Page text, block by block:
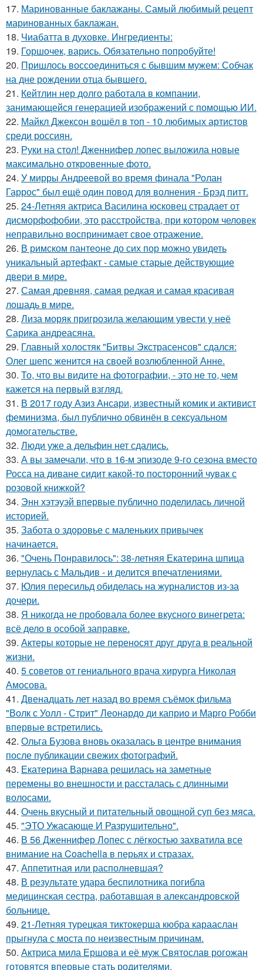
17. Маринованные баклажаны. Самый любимый рецепт
маринованных баклажан.
18. Чиабатта в духовке. Ингредиенты:
19. Горшочек, варись. Обязательно попробуйте!
20. Пришлось воссоединиться с бывшим мужем: Собчак
на дне рождении отца бывшего.
21. Кейтлин нер долго работала в компании,
занимающейся генерацией изображений с помощью ИИ.
22. Майкл Джексон вошёл в топ - 10 любимых артистов
среди россиян.
23. Руки на стол! Дженнифер лопес выложила новые
максимально откровенные фото.
24. У мирры Андреевой во время финала "Ролан
Гаррос" был ещё один повод для волнения - Брэд питт.
25. 24-Летняя актриса Василина юсковец страдает от
дисморфофобии, это расстройства, при котором человек
неправильно воспринимает свое отражение.
26. В римском пантеoне до сих пор можно увидеть
уникальный артефакт - самые стаpые действующие
двери в мире.
27. Самая древняя, самая редкая и самая красивая
лошадь в мире.
28. Лиза моряк пригрозила желающим увести у неё
Сарика андреасяна.
29. Главный холостяк "Битвы Экстрасенсов" сдался:
Олег шепс женится на своей возлюбленной Анне.
30. То, что вы видите на фотографии, - это не то, чем
кажется на первый взгляд.
31. В 2017 году Азиз Ансари, известный комик и активист
феминизма, был публично обвинён в сексуальном
домогательстве.
32. Люди уже а дельфин нет сдались.
33. А вы замечали, что в 16-м эпизоде 9-го сезона вместо
Росса на диване сидит какой-то посторонний чувак с
розовой книжкой?
34. Энн хэтэуэй впервые публично поделилась личной
историей.
35. Забота о здоровье с маленьких привычек
начинается.
36. "Очень Понравилось": 38-летняя Екатерина шпица
вернулась с Мальдив - и делится впечатлениями.
37. Юлия пересильд обиделась на журналистов из-за
дочери.
38. Я никогда не пробовала более вкусного винегрета:
всё дело в особой заправке.
39. Актеры которые не переносят друг друга в реальной
жизни.
40. 5 советов от гениального врача хирурга Николая
Амосова.
41. Двенадцать лет назад во время съёмок фильма
"Волк с Уолл - Стрит" Леонардо ди каприо и Марго Робби
впервые встретились.
42. Ольга Бузова вновь оказалась в центре внимания
после публикации свежих фотографий.
43. Екатерина Варнава решилась на заметные
перемены во внешности и рассталась с длинными
волосами.
44. Очень вкусный и питательный овощной суп без мяса.
45. "ЭТО Ужасающе И Разрушительно".
46. В 56 Дженнифер Лопес с лёгкостью захватила все
внимание на Coachella в перьях и стразах.
47. Аппетитная или располневшая?
48. В результате удара беспилотника погибла
медицинская сестра, работавшая в александровской
больнице.
49. 21-Летняя турецкая тиктокерша кюбра карааслан
прыгнула с моста по неизвестным причинам.
50. Актриса мила Ершова и её муж Святослав рогожан
готовятся впервые стать родителями.